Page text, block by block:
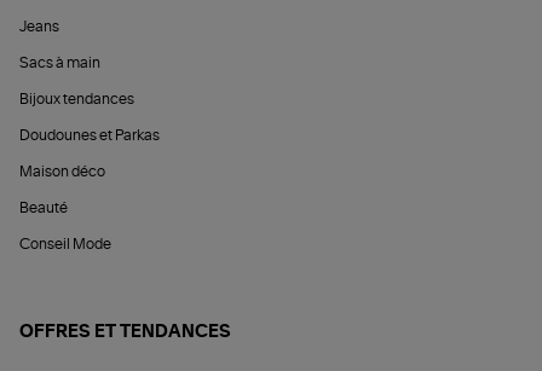
Jeans
Sacs à main
Bijoux tendances
Doudounes et Parkas
Maison déco
Beauté
Conseil Mode
OFFRES ET TENDANCES